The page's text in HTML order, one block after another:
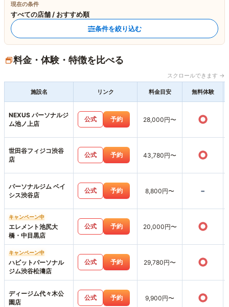
現在の条件
すべての店舗 / おすすめ順
条件を絞り込む
料金・体験・特徴を比べる
スクロールできます →
施設名 リンク 料金目安 無料体験
NEXUS パーソナルジ
ム池ノ上店
公式 予約 28,000円〜 ○
世田谷フィジコ渋谷
店
公式 予約 43,780円〜 ○
パーソナルジム ベイ
シス渋谷店
公式 予約 8,800円〜 -
キャンペーン中
エレメント池尻大
橋・中目黒店
公式 予約 20,000円〜 ○
キャンペーン中
ハビットパーソナル
ジム渋谷松濤店
公式 予約 29,780円〜 ○
ディージム代々木公
園店
公式 予約 9,900円〜 ○